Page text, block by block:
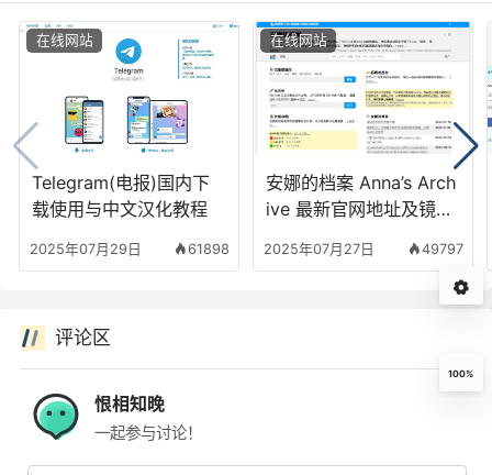
Telegram(电报)国内下
载使用与中文汉化教程
2025年07月29日 61898
在线网站
安娜的档案 Anna’s Arch
ive 最新官网地址及镜像
2025年07月27日 49797
在线网站
评论区
恨相知晚
一起参与讨论！
100%